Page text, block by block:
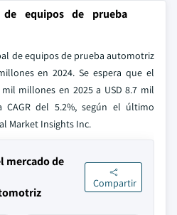
equipos de prueba
de equipos de prueba automotriz
en 2024. Se espera que el
millones en 2025 a USD 8.7 mil
del 5.2%, según el último
Market Insights Inc.
mercado de
Compartir